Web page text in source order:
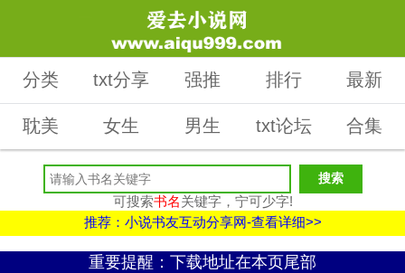
分类 txt分享 强推 排行 最新
耽美 女生 男生 txt论坛 合集
可搜索书名关键字，宁可少字!
推荐：小说书友互动分享网-查看详细>>
重要提醒：下载地址在本页尾部